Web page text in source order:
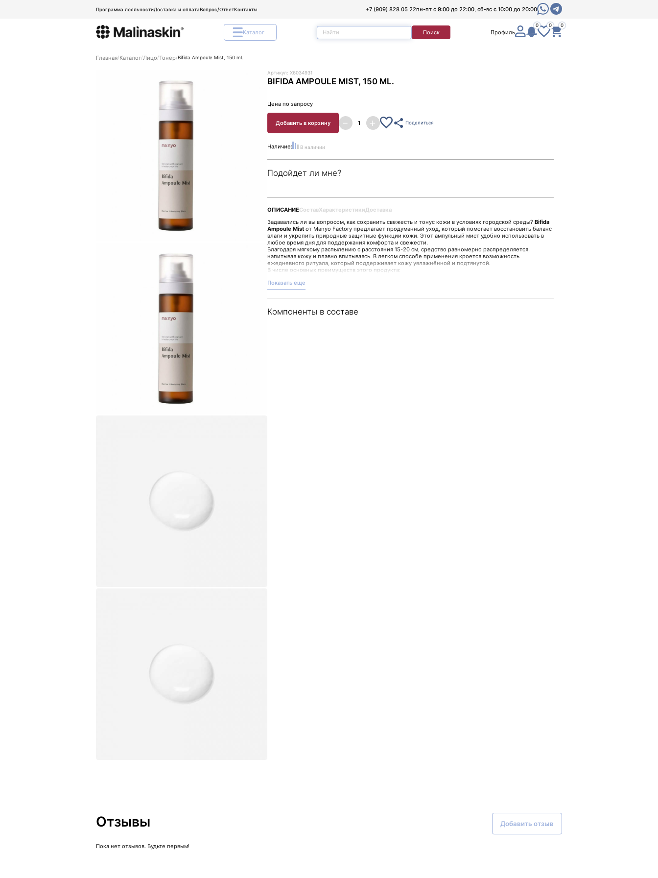
Программа лояльностиДоставка и оплатаВопрос/ОтветКонтакты +7 (909) 828 05 22пн-пт с 9:00 до 22:00, сб-вс с 10:00 до 20:00
Каталог Поиск Профиль
0 0 0
Главная Каталог Лицо Тонер Bifida Ampoule Mist, 150 ml.
Артикул: X6034931
BIFIDA AMPOULE MIST, 150 ML.
Цена по запросу
Добавить в корзину Поделиться
Наличие: В наличии
Подойдет ли мне?
ОПИСАНИЕСоставХарактеристикиДоставка
Задавались ли вы вопросом, как сохранить свежесть и тонус кожи в условиях городской среды? Bifida
Ampoule Mist от Manyo Factory предлагает продуманный уход, который помогает восстановить баланс
влаги и укрепить природные защитные функции кожи. Этот ампульный мист удобно использовать в
любое время дня для поддержания комфорта и свежести.
Благодаря мягкому распылению с расстояния 15-20 см, средство равномерно распределяется,
напитывая кожу и плавно впитываясь. В легком способе применения кроется возможность
ежедневного ритуала, который поддерживает кожу увлажнённой и подтянутой.
В числе основных преимуществ этого продукта:
- Укрепление тургора, разглаживание кожных заломов
- Повышение устойчивости к внешним воздействиям
- Устранение сухости и шелушений
Поддержите естественную красоту кожи с помощью Bifida Ampoule Mist и доверьтесь качеству Manyo
Показать еще
Компоненты в составе
Отзывы Добавить отзыв
Пока нет отзывов. Будьте первым!